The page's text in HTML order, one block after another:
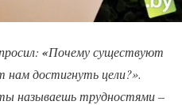
«Почему существуют
достигнуть цели?».
называешь трудностями –